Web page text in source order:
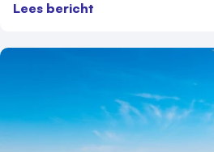
Lees bericht